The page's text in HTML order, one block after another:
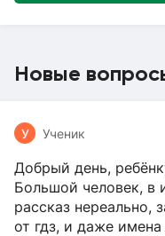
Новые
У Ученик
Добрый день,
Большой человек, в
рассказ нереально,
от гдз, и даже